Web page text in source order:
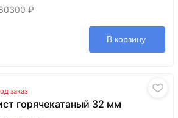
₽
В корзину
заказ
горячекатаный 32 мм